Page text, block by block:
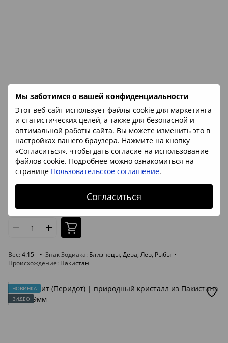
Мы заботимся о вашей конфиденциальности
Этот веб-сайт использует файлы cookie для маркетинга
и статистических целей, а также для безопасной и
оптимальной работы сайта. Вы можете изменить это в
настройках вашего браузера. Нажмите на кнопку
«Согласиться», чтобы дать согласие на использование
файлов cookie. Подробнее можно ознакомиться на
странице Пользовательское соглашение.
Согласиться
Артикул: 8162
Хризолит (Перидот) | природный кристалл из
Пакистана 23*13*11мм
В наличии
Вес 4.15г Знак Зодиака Близнецы, Дева, Лев, Рыбы
Происхождение Пакистан
НОВИНКА
ВИДЕО